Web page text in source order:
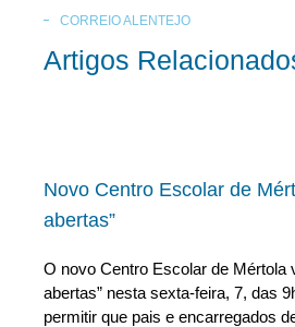
CORREIO ALENTEJO
Artigos
Novo Centro Escolar de
abertas”
O novo Centro Escolar de Mértola
abertas” nesta sexta-feira, 7, das
permitir que pais e encarregados